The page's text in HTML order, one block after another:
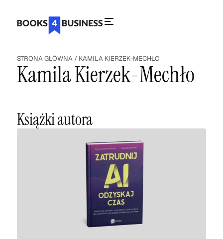
STRONA GŁÓWNA / KAMILA KIERZEK-MECHŁO
Kamila Kierzek-Mechło
Książki autora